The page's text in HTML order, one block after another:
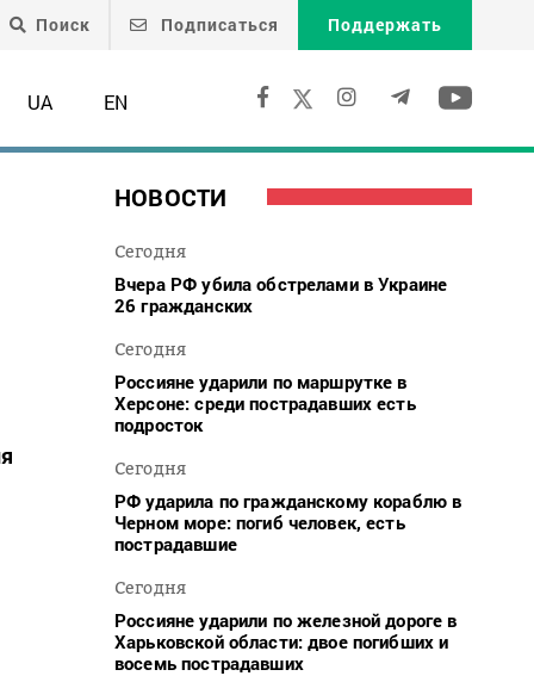
Поиск Подписаться Поддержать
UA EN
НОВОСТИ
Сегодня
Вчера РФ убила обстрелами в Украине
26 гражданских
Сегодня
Россияне ударили по маршрутке в
Херсоне: среди пострадавших есть
подросток
Сегодня
РФ ударила по гражданскому кораблю в
Черном море: погиб человек, есть
пострадавшие
Сегодня
Россияне ударили по железной дороге в
Харьковской области: двое погибших и
восемь пострадавших